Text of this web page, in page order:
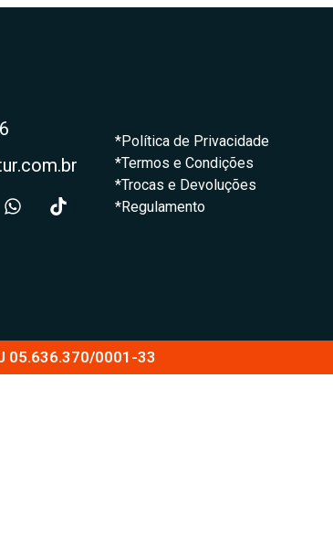
*Política de Privacidade
*Termos e Condições
*Trocas e Devoluções
*Regulamento
05.636.370/0001-33